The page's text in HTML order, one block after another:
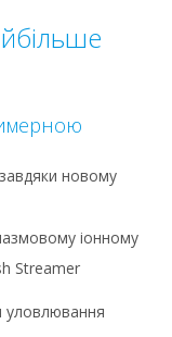
новому
іонному
Streamer
уловлювання